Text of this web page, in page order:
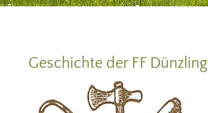
Geschichte der FF Dünzling